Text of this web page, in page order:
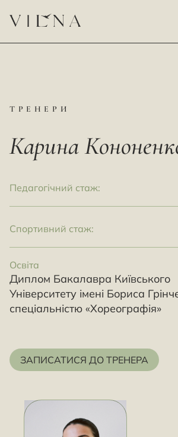
ТРЕНЕРИ
Карина
Педагогічний стаж:
Спортивний стаж:
Освіта
Диплом Бакалавра Київського
Університету імені Бориса
спеціальністю «Хореографія»
ЗАПИСАТИСЯ ДО ТРЕНЕРА